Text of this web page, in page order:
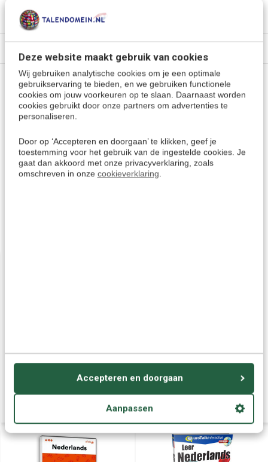
Deze website maakt gebruik van cookies
Wij gebruiken analytische cookies om je een optimale
gebruikservaring te bieden, en we gebruiken functionele
cookies om jouw voorkeuren op te slaan. Daarnaast worden
cookies gebruikt door onze partners om advertenties te
personaliseren.
Door op ‘Accepteren en doorgaan’ te klikken, geef je
toestemming voor het gebruik van de ingestelde cookies. Je
gaat dan akkoord met onze privacyverklaring, zoals
omschreven in onze cookieverklaring.
Accepteren en doorgaan
Aanpassen
Vragen of advies nodig?
Vraag het onze experts.
Neem contact op
Grotere aantallen
nodig?
Nederlands leren vanuit het
Frans (Leerboek + Audio)
Audio)
€ 42,95